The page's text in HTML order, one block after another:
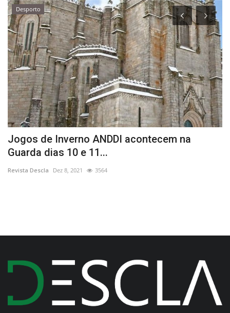
Desporto
Jogos de Inverno ANDDI acontecem na
Guarda dias 10 e 11...
Revista Descla Dez 8, 2021 3564